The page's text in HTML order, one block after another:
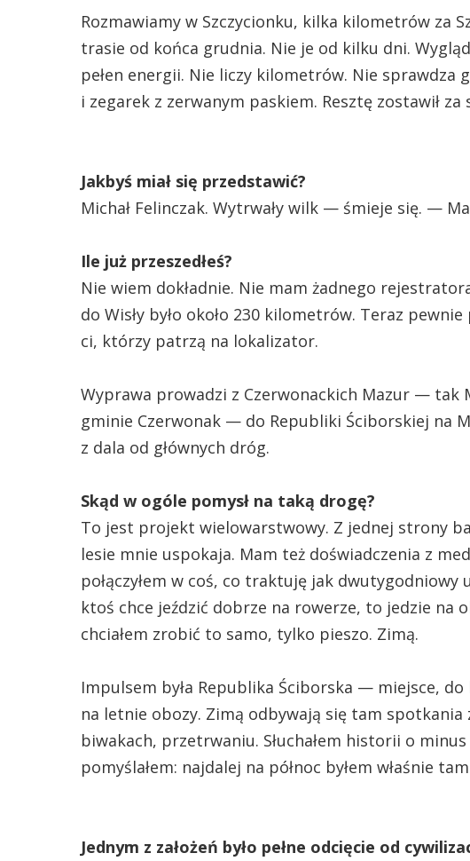
Rozmawiamy w Szczycionku, kilka kilometrów za
trasie od końca grudnia. Nie je od kilku dni.
pełen energii. Nie liczy kilometrów. Nie sprawdza
i zegarek z zerwanym paskiem. Resztę zostawił za
Jakbyś miał się przedstawić?
Michał Felinczak. Wytrwały wilk — śmieje się. —
Ile już przeszedłeś?
Nie wiem dokładnie. Nie mam żadnego
do Wisły było około 230 kilometrów. Teraz
ci, którzy patrzą na lokalizator.
Wyprawa prowadzi z Czerwonackich Mazur — tak
gminie Czerwonak — do Republiki Ściborskiej na
z dala od głównych dróg.
Skąd w ogóle pomysł na taką drogę?
To jest projekt wielowarstwowy. Z jednej strony
lesie mnie uspokaja. Mam też doświadczenia z
połączyłem w coś, co traktuję jak
ktoś chce jeździć dobrze na rowerze, to jedzie na
chciałem zrobić to samo, tylko pieszo. Zimą.
Impulsem była Republika Ściborska — miejsce,
na letnie obozy. Zimą odbywają się tam
biwakach, przetrwaniu. Słuchałem historii o
pomyślałem: najdalej na północ byłem właśnie
Jednym z założeń było pełne odcięcie od